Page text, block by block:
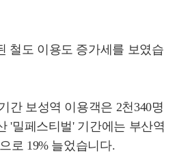
철도 이용도 증가세를 보였습
간 보성역 이용객은 2천340명
'밀페스티벌' 기간에는 부산역
로 19% 늘었습니다.